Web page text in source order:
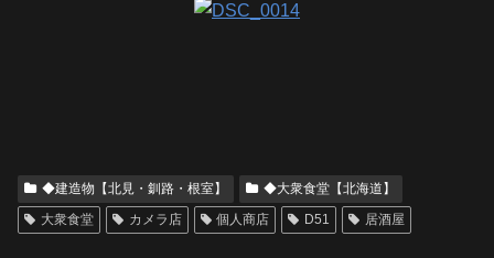
◆建造物【北見・釧路・根室】
◆大衆食堂【北海道】
大衆食堂
カメラ店 個人商店 D51 居酒屋